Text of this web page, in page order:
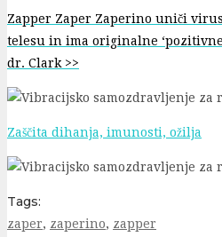
Zapper Zaper Zaperino uniči
telesu in ima originalne
dr. Clark >>
Zaščita dihanja, imunosti, ožilja
Tags:
zaper, zaperino, zapper